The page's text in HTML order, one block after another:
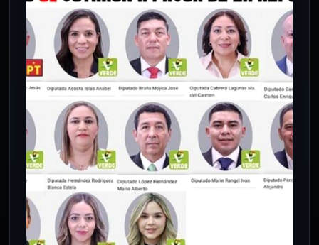
22 May 2026
La legisladora acusó que el Congreso
busca concentrar poder y limitar
libertades en lugar de atender problemas
urgentes